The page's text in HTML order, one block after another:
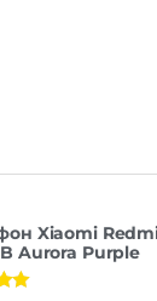
Xiaomi
Aurora Purple